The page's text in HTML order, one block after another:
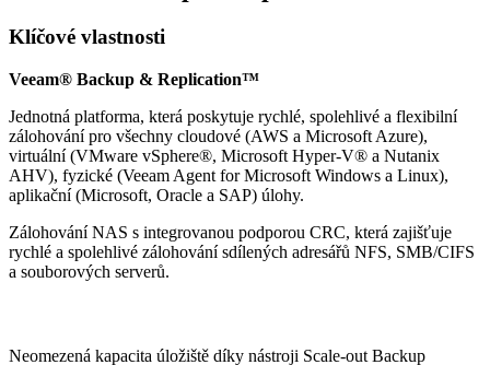
Klíčové vlastnosti
Veeam® Backup & Replication™
Jednotná platforma, která poskytuje rychlé, spolehlivé a flexibilní
zálohování pro všechny cloudové (AWS a Microsoft Azure),
virtuální (VMware vSphere®, Microsoft Hyper-V® a Nutanix
AHV), fyzické (Veeam Agent for Microsoft Windows a Linux),
aplikační (Microsoft, Oracle a SAP) úlohy.
Zálohování NAS s integrovanou podporou CRC, která zajišťuje
rychlé a spolehlivé zálohování sdílených adresářů NFS, SMB/CIFS
a souborových serverů.
Neomezená kapacita úložiště díky nástroji Scale-out Backup